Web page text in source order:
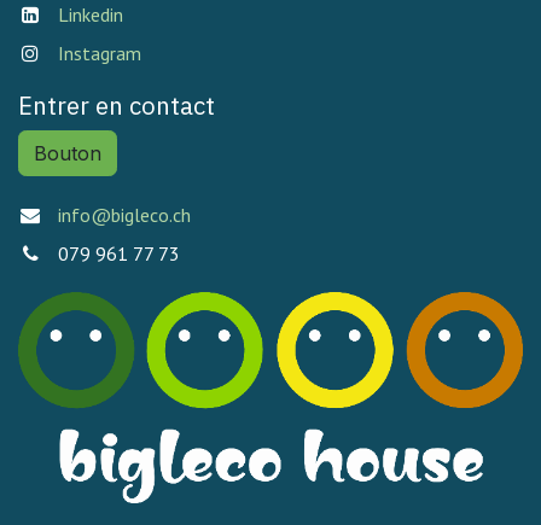
Linkedin
Instagram
Entrer en contact
Bouton
info@bigleco.ch
079 961 77 73